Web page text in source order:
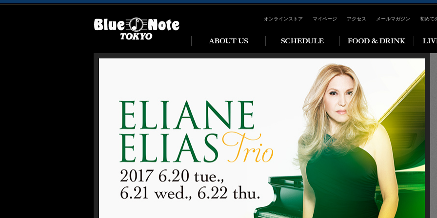
オンラインストア マイページ アクセス メールマガジン 初めて